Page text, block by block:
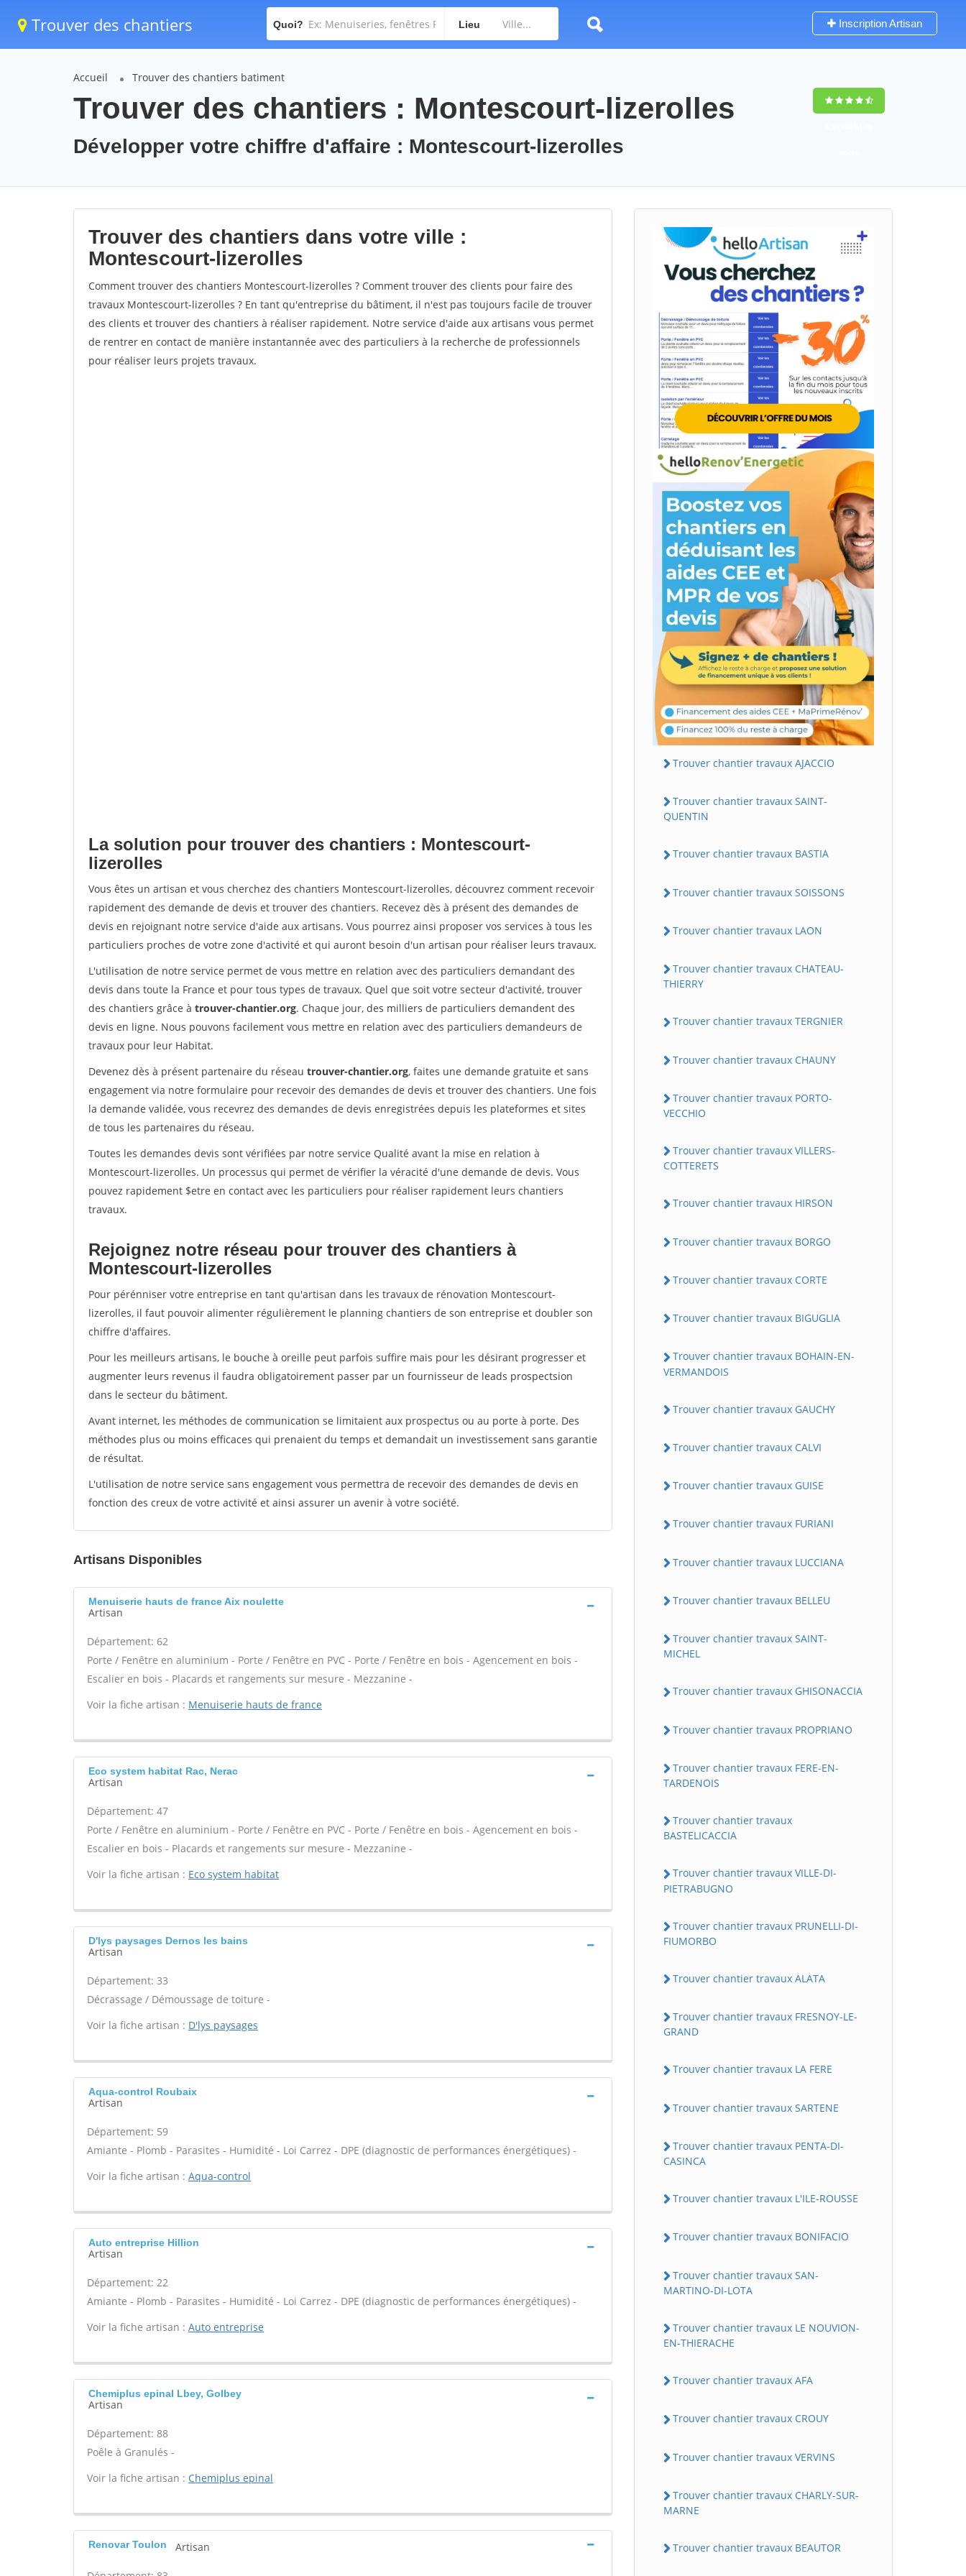
Trouver des chantiers Quoi? Lieu Inscription Artisan
Accueil Trouver des chantiers batiment
Trouver des chantiers : Montescourt-lizerolles
Développer votre chiffre d'affaire : Montescourt-lizerolles
Trouver des chantiers dans votre ville :
Montescourt-lizerolles
Comment trouver des chantiers Montescourt-lizerolles ? Comment trouver des clients pour faire des
travaux Montescourt-lizerolles ? En tant qu'entreprise du bâtiment, il n'est pas toujours facile de trouver
des clients et trouver des chantiers à réaliser rapidement. Notre service d'aide aux artisans vous permet
de rentrer en contact de manière instantannée avec des particuliers à la recherche de professionnels
pour réaliser leurs projets travaux.
La solution pour trouver des chantiers : Montescourt-
lizerolles
Vous êtes un artisan et vous cherchez des chantiers Montescourt-lizerolles, découvrez comment recevoir
rapidement des demande de devis et trouver des chantiers. Recevez dès à présent des demandes de
devis en rejoignant notre service d'aide aux artisans. Vous pourrez ainsi proposer vos services à tous les
particuliers proches de votre zone d'activité et qui auront besoin d'un artisan pour réaliser leurs travaux.
L'utilisation de notre service permet de vous mettre en relation avec des particuliers demandant des
devis dans toute la France et pour tous types de travaux. Quel que soit votre secteur d'activité, trouver
des chantiers grâce à trouver-chantier.org. Chaque jour, des milliers de particuliers demandent des
devis en ligne. Nous pouvons facilement vous mettre en relation avec des particuliers demandeurs de
travaux pour leur Habitat.
Devenez dès à présent partenaire du réseau trouver-chantier.org, faites une demande gratuite et sans
engagement via notre formulaire pour recevoir des demandes de devis et trouver des chantiers. Une fois
la demande validée, vous recevrez des demandes de devis enregistrées depuis les plateformes et sites
de tous les partenaires du réseau.
Toutes les demandes devis sont vérifiées par notre service Qualité avant la mise en relation à
Montescourt-lizerolles. Un processus qui permet de vérifier la véracité d'une demande de devis. Vous
pouvez rapidement $etre en contact avec les particuliers pour réaliser rapidement leurs chantiers
travaux.
Rejoignez notre réseau pour trouver des chantiers à
Montescourt-lizerolles
Pour pérénniser votre entreprise en tant qu'artisan dans les travaux de rénovation Montescourt-
lizerolles, il faut pouvoir alimenter régulièrement le planning chantiers de son entreprise et doubler son
chiffre d'affaires.
Pour les meilleurs artisans, le bouche à oreille peut parfois suffire mais pour les désirant progresser et
augmenter leurs revenus il faudra obligatoirement passer par un fournisseur de leads prospectsion
dans le secteur du bâtiment.
Avant internet, les méthodes de communication se limitaient aux prospectus ou au porte à porte. Des
méthodes plus ou moins efficaces qui prenaient du temps et demandait un investissement sans garantie
de résultat.
L'utilisation de notre service sans engagement vous permettra de recevoir des demandes de devis en
fonction des creux de votre activité et ainsi assurer un avenir à votre société.
Artisans Disponibles
Menuiserie hauts de france Aix noulette
Artisan
Département: 62
Porte / Fenêtre en aluminium - Porte / Fenêtre en PVC - Porte / Fenêtre en bois - Agencement en bois -
Escalier en bois - Placards et rangements sur mesure - Mezzanine -
Voir la fiche artisan : Menuiserie hauts de france
Eco system habitat Rac, Nerac
Artisan
Département: 47
Porte / Fenêtre en aluminium - Porte / Fenêtre en PVC - Porte / Fenêtre en bois - Agencement en bois -
Escalier en bois - Placards et rangements sur mesure - Mezzanine -
Voir la fiche artisan : Eco system habitat
D'lys paysages Dernos les bains
Artisan
Département: 33
Décrassage / Démoussage de toiture -
Voir la fiche artisan : D'lys paysages
Aqua-control Roubaix
Artisan
Département: 59
Amiante - Plomb - Parasites - Humidité - Loi Carrez - DPE (diagnostic de performances énergétiques) -
Voir la fiche artisan : Aqua-control
Auto entreprise Hillion
Artisan
Département: 22
Amiante - Plomb - Parasites - Humidité - Loi Carrez - DPE (diagnostic de performances énergétiques) -
Voir la fiche artisan : Auto entreprise
Chemiplus epinal Lbey, Golbey
Artisan
Département: 88
Poêle à Granulés -
Voir la fiche artisan : Chemiplus epinal
Renovar Toulon Artisan
Trouver chantier travaux AJACCIO
Trouver chantier travaux SAINT-
QUENTIN
Trouver chantier travaux BASTIA
Trouver chantier travaux SOISSONS
Trouver chantier travaux LAON
Trouver chantier travaux CHATEAU-
THIERRY
Trouver chantier travaux TERGNIER
Trouver chantier travaux CHAUNY
Trouver chantier travaux PORTO-
VECCHIO
Trouver chantier travaux VILLERS-
COTTERETS
Trouver chantier travaux HIRSON
Trouver chantier travaux BORGO
Trouver chantier travaux CORTE
Trouver chantier travaux BIGUGLIA
Trouver chantier travaux BOHAIN-EN-
VERMANDOIS
Trouver chantier travaux GAUCHY
Trouver chantier travaux CALVI
Trouver chantier travaux GUISE
Trouver chantier travaux FURIANI
Trouver chantier travaux LUCCIANA
Trouver chantier travaux BELLEU
Trouver chantier travaux SAINT-
MICHEL
Trouver chantier travaux GHISONACCIA
Trouver chantier travaux PROPRIANO
Trouver chantier travaux FERE-EN-
TARDENOIS
Trouver chantier travaux
BASTELICACCIA
Trouver chantier travaux VILLE-DI-
PIETRABUGNO
Trouver chantier travaux PRUNELLI-DI-
FIUMORBO
Trouver chantier travaux ALATA
Trouver chantier travaux FRESNOY-LE-
GRAND
Trouver chantier travaux LA FERE
Trouver chantier travaux SARTENE
Trouver chantier travaux PENTA-DI-
CASINCA
Trouver chantier travaux L'ILE-ROUSSE
Trouver chantier travaux BONIFACIO
Trouver chantier travaux SAN-
MARTINO-DI-LOTA
Trouver chantier travaux LE NOUVION-
EN-THIERACHE
Trouver chantier travaux AFA
Trouver chantier travaux CROUY
Trouver chantier travaux VERVINS
Trouver chantier travaux CHARLY-SUR-
MARNE
Trouver chantier travaux BEAUTOR